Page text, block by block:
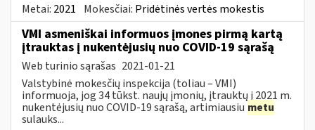
Metai: 2021 Mokesčiai: Pridėtinės vertės mokestis
VMI asmeniškai informuos įmones pirmą kartą
įtrauktas į nukentėjusių nuo COVID-19 sąrašą
Web turinio sąrašas 2021-01-21
Valstybinė mokesčių inspekcija (toliau – VMI)
informuoja, jog 34 tūkst. naujų įmonių, įtrauktų į 2021 m.
nukentėjusių nuo COVID-19 sąrašą, artimiausiu metu
sulauks...